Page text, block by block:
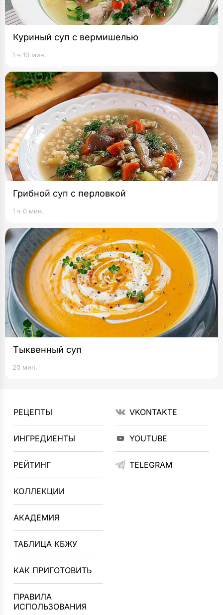
Куриный суп с вермишелью
1 ч 10 мин.
Грибной суп с перловкой
1 ч 0 мин.
Тыквенный суп
20 мин.
РЕЦЕПТЫ
ИНГРЕДИЕНТЫ
РЕЙТИНГ
КОЛЛЕКЦИИ
АКАДЕМИЯ
ТАБЛИЦА КБЖУ
КАК ПРИГОТОВИТЬ
ПРАВИЛА
ИСПОЛЬЗОВАНИЯ
VKONTAKTE
YOUTUBE
TELEGRAM